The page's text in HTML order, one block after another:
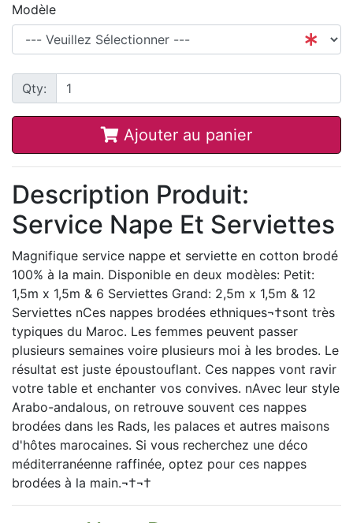
Modèle
Qty:
Ajouter au panier
Description Produit:
Service Nape Et Serviettes
Magnifique service nappe et serviette en cotton brodé
100% à la main. Disponible en deux modèles: Petit:
1,5m x 1,5m & 6 Serviettes Grand: 2,5m x 1,5m & 12
Serviettes nCes nappes brodées ethniques¬†sont très
typiques du Maroc. Les femmes peuvent passer
plusieurs semaines voire plusieurs moi à les brodes. Le
résultat est juste époustouflant. Ces nappes vont ravir
votre table et enchanter vos convives. nAvec leur style
Arabo-andalous, on retrouve souvent ces nappes
brodées dans les Rads, les palaces et autres maisons
d'hôtes marocaines. Si vous recherchez une déco
méditerranéenne raffinée, optez pour ces nappes
brodées à la main.¬†¬†